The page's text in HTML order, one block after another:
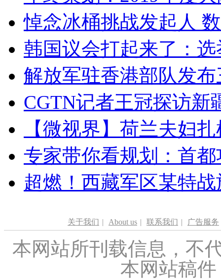
悼念冰桶挑战发起人
韩国议会打起来了：
解放军驻香港部队发
CGTN记者王冠探访新
【微视界】荷兰夫妇
专家带你看规划：首
超燃！西藏军区某特
关于我们 | About us | 联系我们 | 广告服务
本网站所刊载信息，不
本网站稿